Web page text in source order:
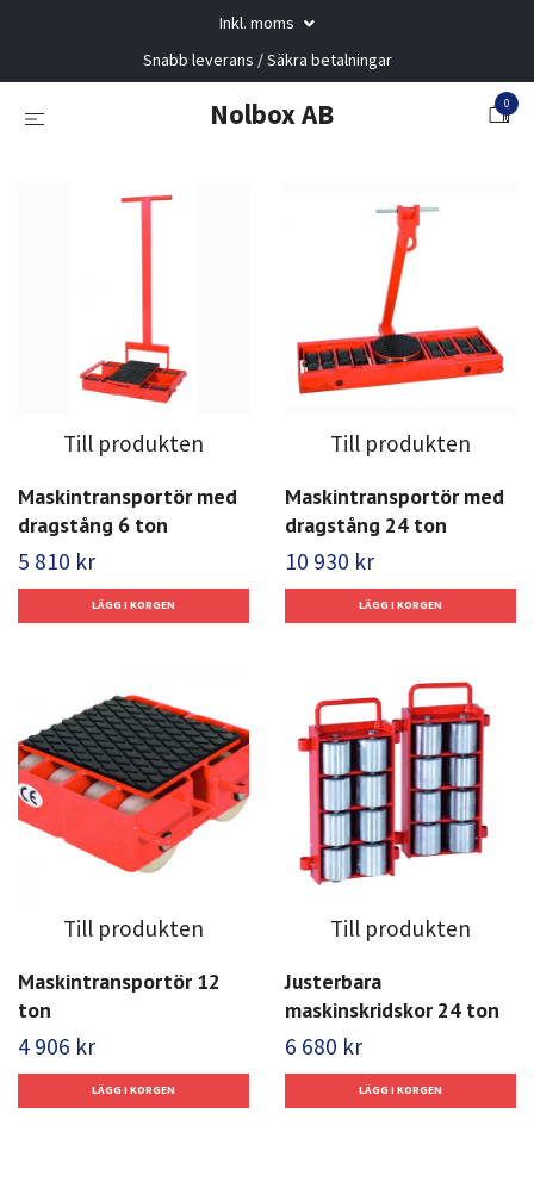
Inkl. moms
Snabb leverans / Säkra betalningar
Nolbox AB 0
Till produkten
Maskintransportör med
dragstång 6 ton
5 810 kr
Till produkten
Maskintransportör med
dragstång 24 ton
10 930 kr
Till produkten
Maskintransportör 12
ton
4 906 kr
Till produkten
Justerbara
maskinskridskor 24 ton
6 680 kr